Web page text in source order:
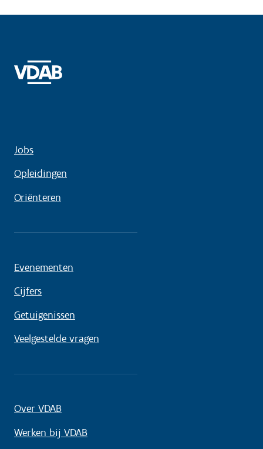
Jobs
Opleidingen
Oriënteren
Evenementen
Cijfers
Getuigenissen
Veelgestelde vragen
Over VDAB
Werken bij VDAB